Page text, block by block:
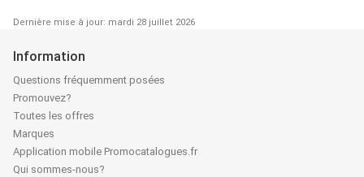
Dernière mise à jour: mardi 28 juillet 2026
Information
Questions fréquemment posées
Promouvez?
Toutes les offres
Marques
Application mobile Promocatalogues.fr
Qui sommes-nous?